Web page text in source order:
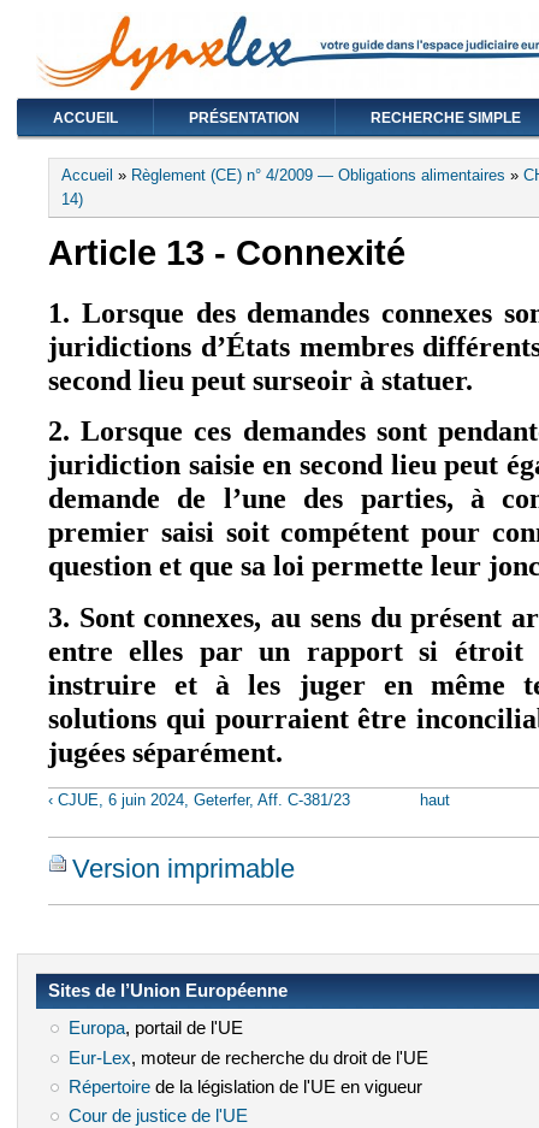
ACCUEIL PRÉSENTATION RECHERCHE SIMPLE
Vous êtes ici
Accueil » Règlement (CE) n° 4/2009 — Obligations alimentaires »
14)
Article 13 - Connexité
1. Lorsque des demandes connexes
juridictions d’États membres
second lieu peut surseoir à statuer.
2. Lorsque ces demandes sont
juridiction saisie en second lieu peut
demande de l’une des parties, à
premier saisi soit compétent pour
question et que sa loi permette leur
3. Sont connexes, au sens du présent
entre elles par un rapport si
instruire et à les juger en même
solutions qui pourraient être
jugées séparément.
‹ CJUE, 6 juin 2024, Geterfer, Aff. C‑381/23 haut
Version imprimable
Sites de l’Union Européenne
Europa(le lien est externe)
, portail de l'UE
Eur-Lex (le lien est externe)
, moteur de recherche du droit de l'UE
Répertoire(le lien est externe)
de la législation de l'UE en vigueur
Cour de justice de l'UE